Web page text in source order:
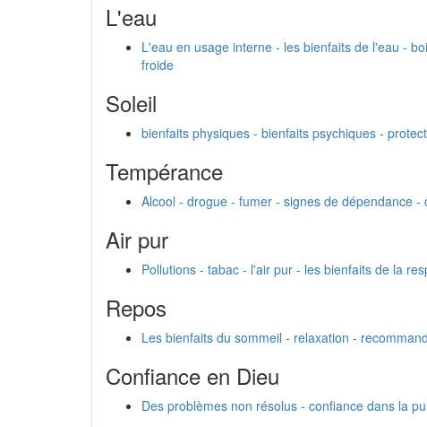
L'eau
L'eau en usage interne - les bienfaits de l'eau -
froide
Soleil
bienfaits physiques - bienfaits psychiques -
Tempérance
Alcool - drogue - fumer - signes de dépendance
Air pur
Pollutions - tabac - l'air pur - les bienfaits de la
Repos
Les bienfaits du sommeil - relaxation -
Confiance en Dieu
Des problèmes non résolus - confiance dans la